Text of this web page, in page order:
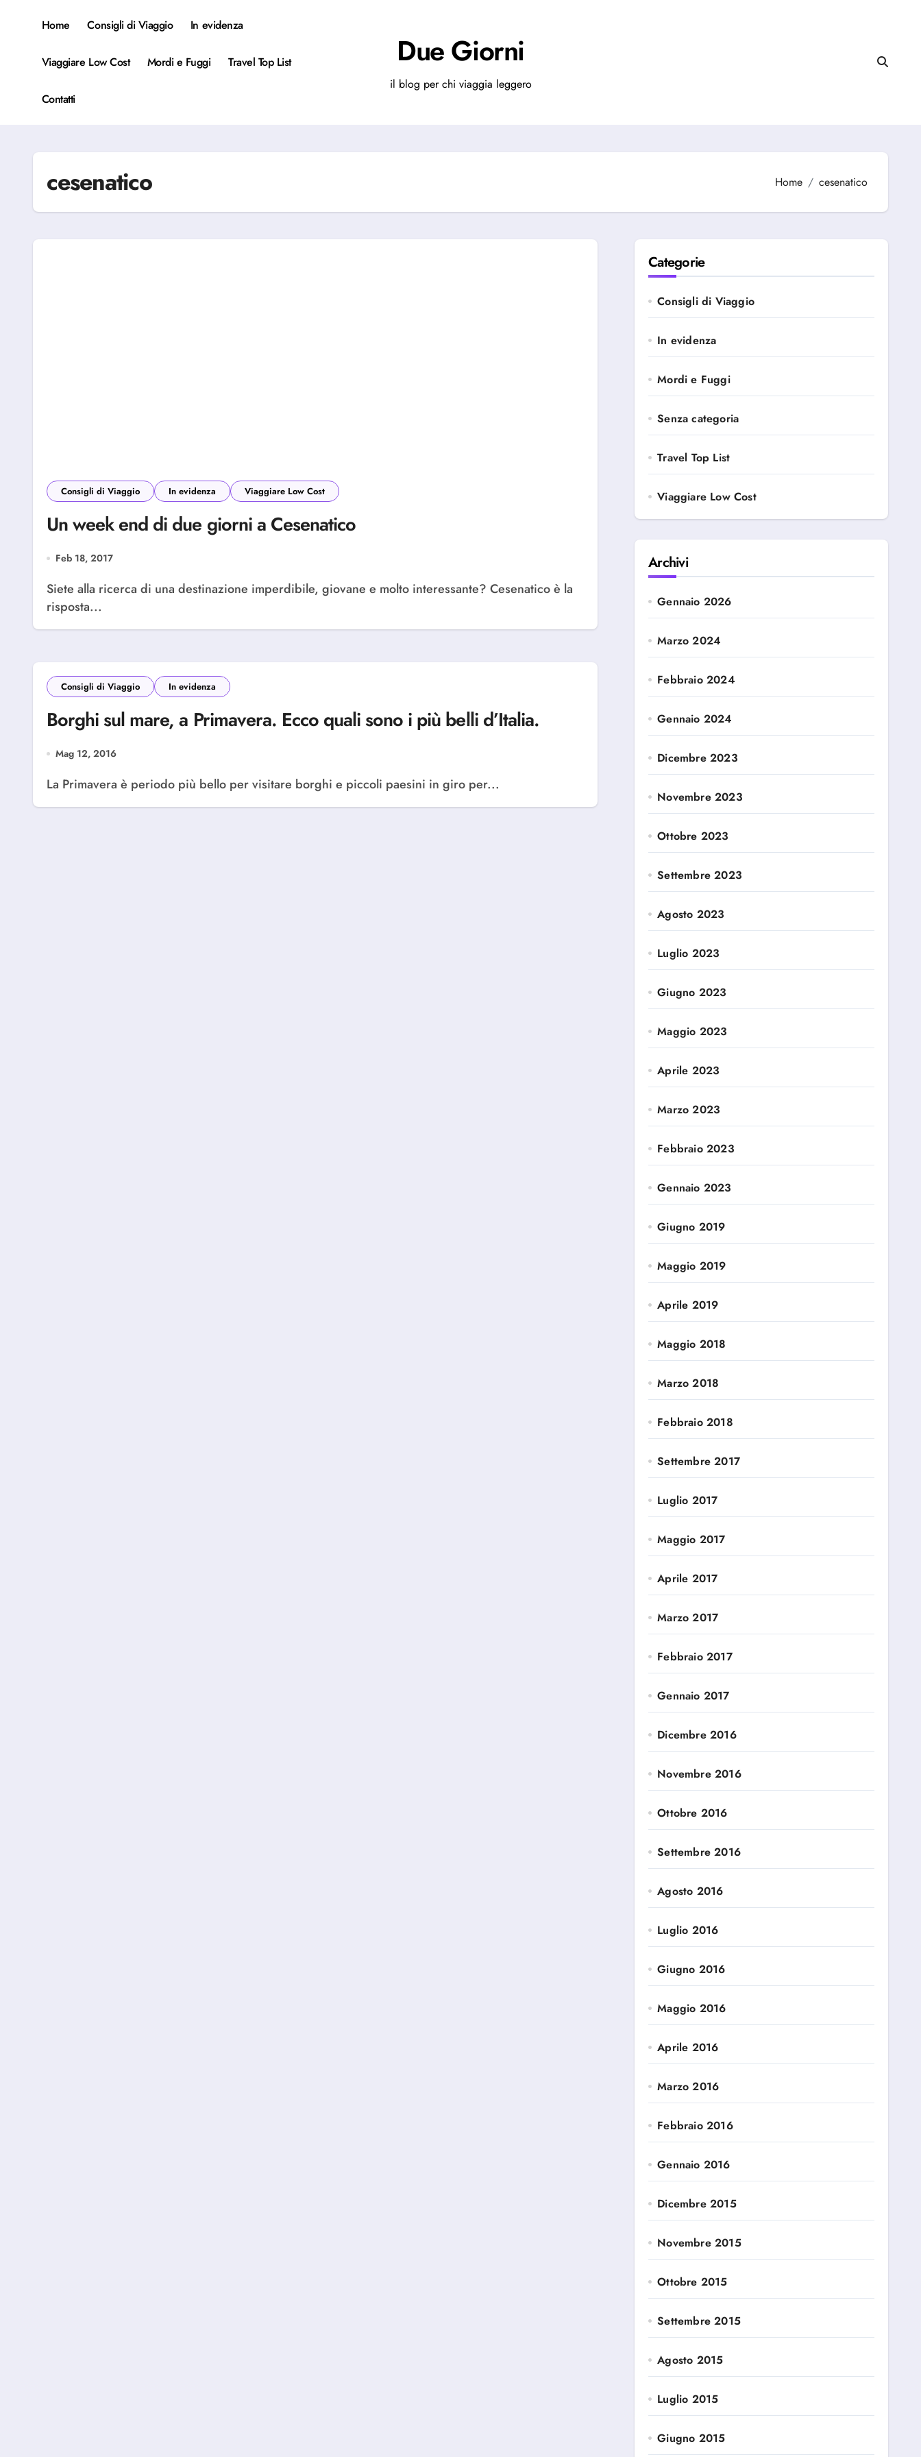
Home Consigli di Viaggio In evidenza
Viaggiare Low Cost Mordi e Fuggi Travel Top List
Contatti
Due Giorni
il blog per chi viaggia leggero
cesenatico Home cesenatico
Consigli di Viaggio In evidenza Viaggiare Low Cost
Un week end di due giorni a Cesenatico
Feb 18, 2017
Siete alla ricerca di una destinazione imperdibile, giovane e molto interessante? Cesenatico è la
risposta...
Consigli di Viaggio In evidenza
Borghi sul mare, a Primavera. Ecco quali sono i più belli d’Italia.
Mag 12, 2016
La Primavera è periodo più bello per visitare borghi e piccoli paesini in giro per...
Categorie
Consigli di Viaggio
In evidenza
Mordi e Fuggi
Senza categoria
Travel Top List
Viaggiare Low Cost
Archivi
Gennaio 2026
Marzo 2024
Febbraio 2024
Gennaio 2024
Dicembre 2023
Novembre 2023
Ottobre 2023
Settembre 2023
Agosto 2023
Luglio 2023
Giugno 2023
Maggio 2023
Aprile 2023
Marzo 2023
Febbraio 2023
Gennaio 2023
Giugno 2019
Maggio 2019
Aprile 2019
Maggio 2018
Marzo 2018
Febbraio 2018
Settembre 2017
Luglio 2017
Maggio 2017
Aprile 2017
Marzo 2017
Febbraio 2017
Gennaio 2017
Dicembre 2016
Novembre 2016
Ottobre 2016
Settembre 2016
Agosto 2016
Luglio 2016
Giugno 2016
Maggio 2016
Aprile 2016
Marzo 2016
Febbraio 2016
Gennaio 2016
Dicembre 2015
Novembre 2015
Ottobre 2015
Settembre 2015
Agosto 2015
Luglio 2015
Giugno 2015